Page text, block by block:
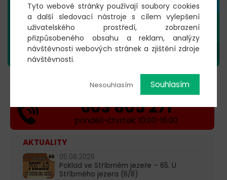
603 805 271
pondělí-čtvrtek: 10:00-16:00
AKTUALITY
05.08.2026
Poklad ve Stříbrném jezeře – 65. U
Stříbrného jezera (6/8)
Tyto webové stránky používají soubory cookies
a další sledovací nástroje s cílem vylepšení
uživatelského prostředí, zobrazení
přizpůsobeného obsahu a reklam, analýzy
návštěvnosti webových stránek a zjištění zdroje
návštěvnosti.
Nesouhlasím Souhlasím